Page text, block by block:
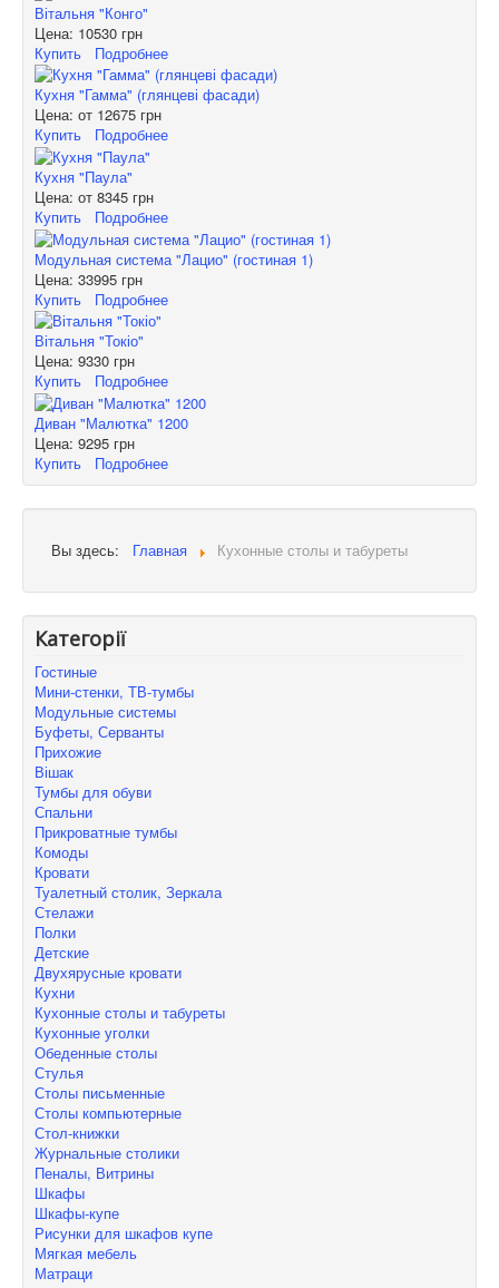
Вітальня "Конго"
Цена: 10530 грн
Купить
Подробнее
Кухня "Гамма" (глянцеві фасади)
Цена: от 12675 грн
Купить
Подробнее
Кухня "Паула"
Цена: от 8345 грн
Купить
Подробнее
Модульная система "Лацио" (гостиная 1)
Цена: 33995 грн
Купить
Подробнее
Вітальня "Токіо"
Цена: 9330 грн
Купить
Подробнее
Диван "Малютка" 1200
Цена: 9295 грн
Купить
Подробнее
Вы здесь: Главная Кухонные столы и табуреты
Категорії
Гостиные
Мини-стенки, ТВ-тумбы
Модульные системы
Буфеты, Серванты
Прихожие
Вішак
Тумбы для обуви
Спальни
Прикроватные тумбы
Комоды
Кровати
Туалетный столик, Зеркала
Стелажи
Полки
Детские
Двухярусные кровати
Кухни
Кухонные столы и табуреты
Кухонные уголки
Обеденные столы
Стулья
Столы письменные
Столы компьютерные
Стол-книжки
Журнальные столики
Пеналы, Витрины
Шкафы
Шкафы-купе
Рисунки для шкафов купе
Мягкая мебель
Матраци